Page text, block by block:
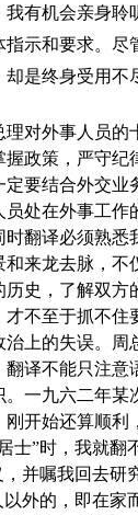
我有机会亲身聆
指示和要求。尽
是终身受用不
理对外事人员的
政策，严守纪
定要结合外交业
处在外事工作
翻译必须熟悉
和来龙去脉，不
史，了解双方
不至于抓不住
治上的失误。周
译不能只注意
一九六二年某
开始还算顺利
士”时，我就翻
，并嘱我回去研
外的，即在家